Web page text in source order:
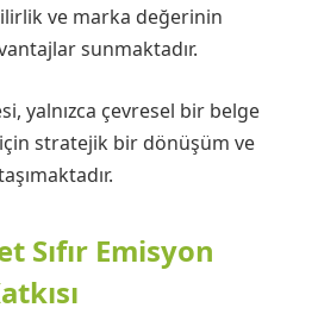
ve marka değerinin
sunmaktadır.
yalnızca çevresel bir belge
stratejik bir dönüşüm ve
Sıfır Emisyon